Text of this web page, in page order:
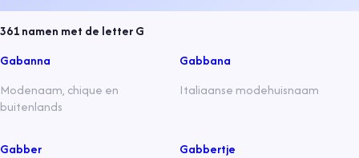
361namen met de letterG
Gabanna
Modenaam, chique en
buitenlands
Gabbana
Italiaanse modehuisnaam
Gabber
Gabbertje